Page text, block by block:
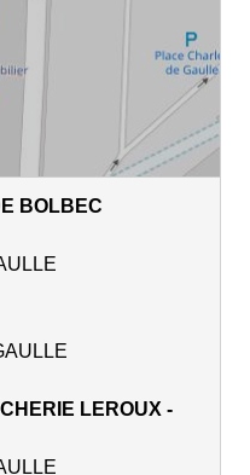
BOLBEC
LEROUX -